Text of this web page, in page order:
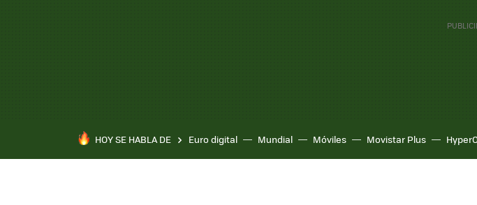
HOY SE HABLA DE Euro digital Mundial Móviles Movistar Plus